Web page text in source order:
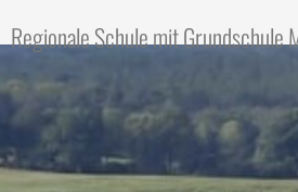
Regionale Schule mit Grundschule